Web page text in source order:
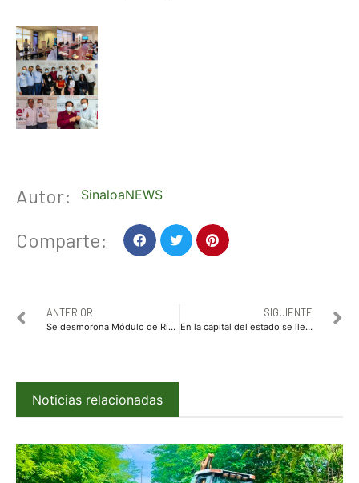
Autor: SinaloaNEWS
Comparte:
ANTERIOR
Se desmorona Módulo de Riego Santa Rosa
SIGUIENTE
En la capital del estado se llevó a cabo una reunión a la que asistieron el presidente nacional de MORENA, Mario Delgado Carrillo, así como alcaldes y diputados electos de este movimiento
Noticias relacionadas